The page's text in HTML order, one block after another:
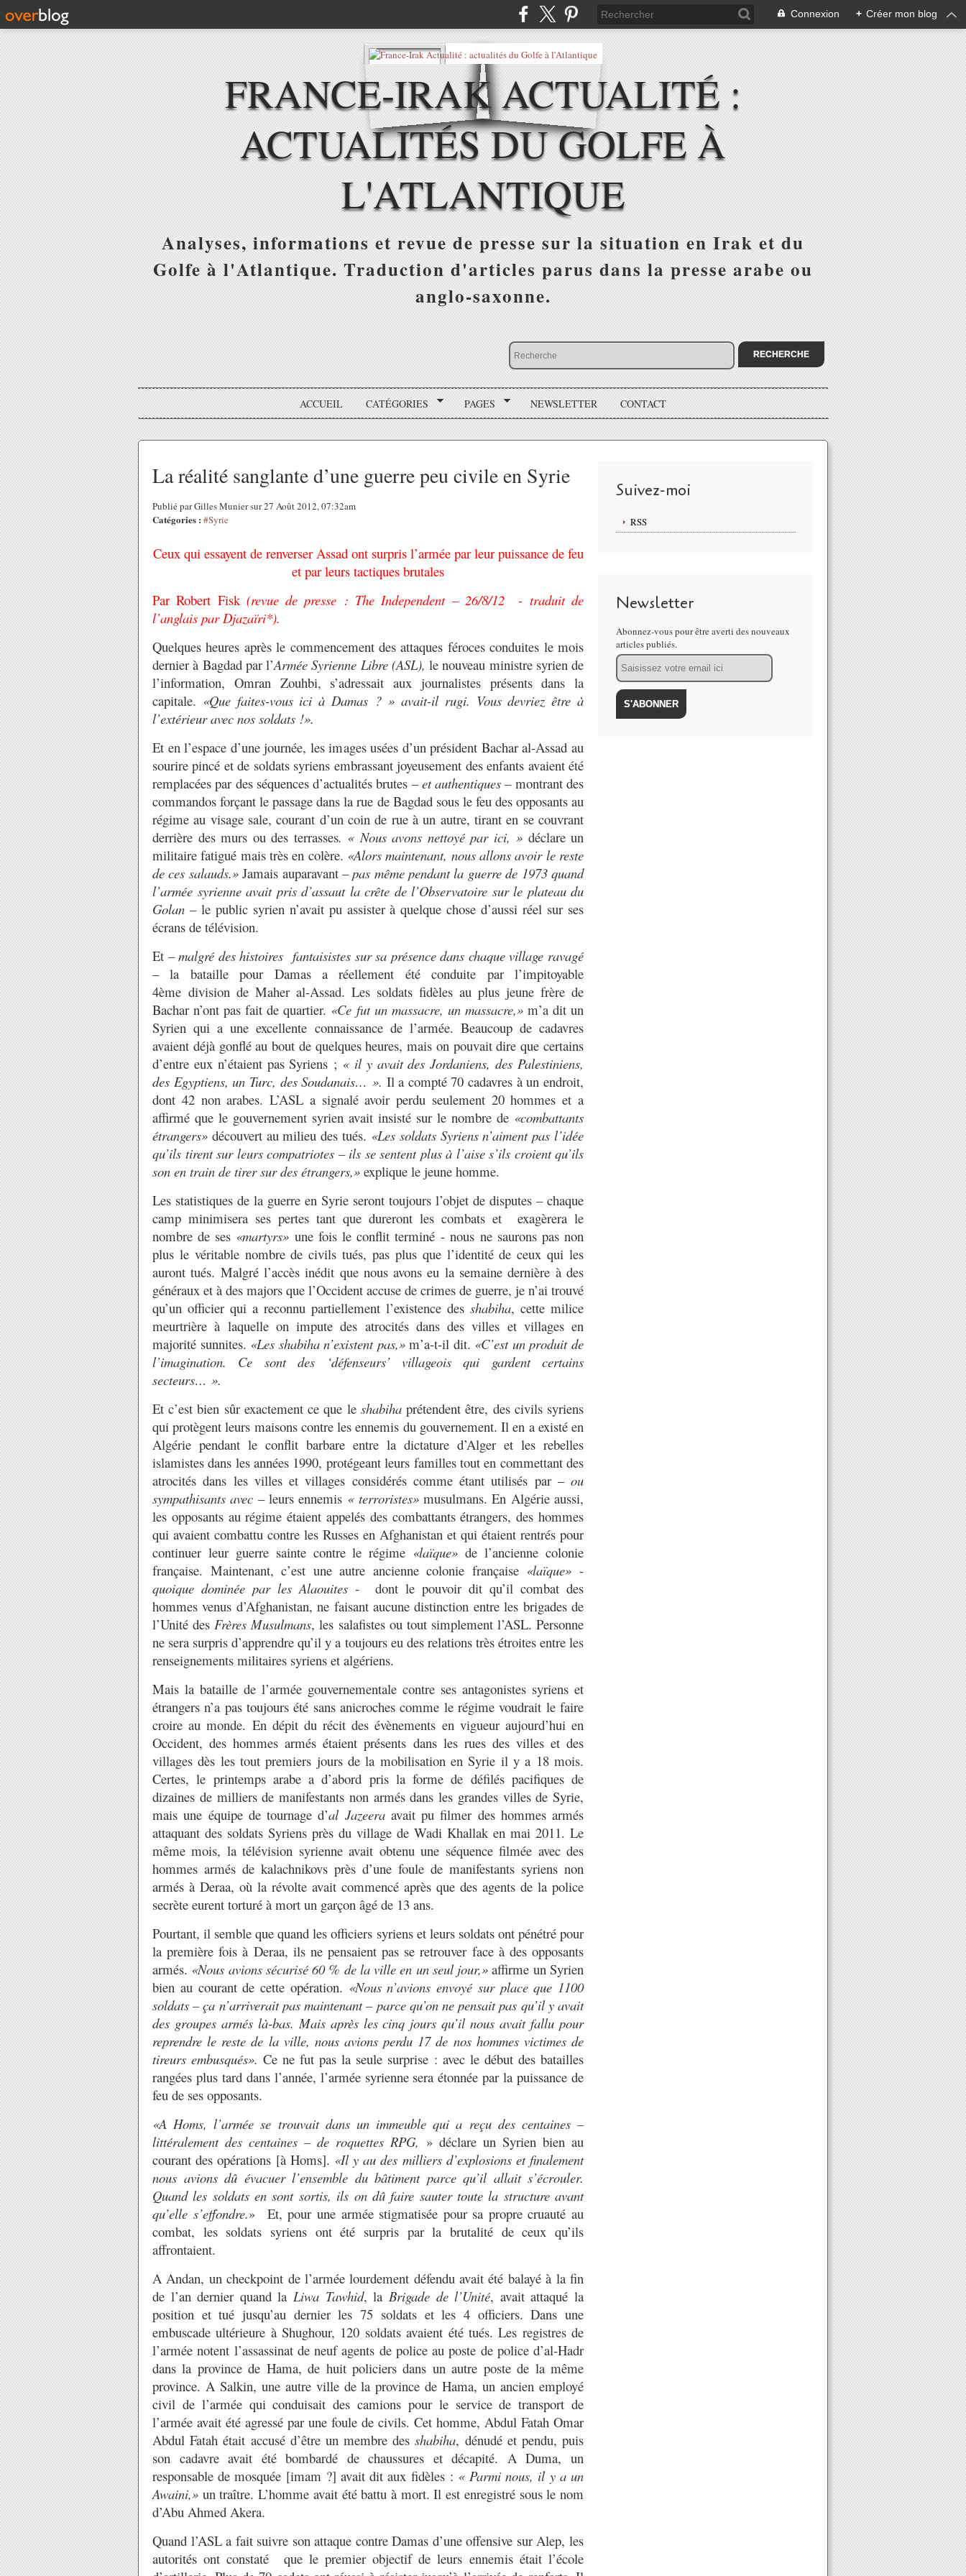
Connexion + Créer mon blog
FRANCE-IRAK ACTUALITÉ :
ACTUALITÉS DU GOLFE À
L'ATLANTIQUE
Analyses, informations et revue de presse sur la situation en Irak et du
Golfe à l'Atlantique. Traduction d'articles parus dans la presse arabe ou
anglo-saxonne.
ACCUEIL CATÉGORIES PAGES NEWSLETTER CONTACT
La réalité sanglante d’une guerre peu civile en Syrie
Publié par Gilles Munier sur 27 Août 2012, 07:32am
Catégories : #Syrie
Ceux qui essayent de renverser Assad ont surpris l’armée par leur puissance de feu
et par leurs tactiques brutales
Par Robert Fisk (revue de presse : The Independent – 26/8/12 - traduit de
l’anglais par Djazaïri*).
Quelques heures après le commencement des attaques féroces conduites le mois
dernier à Bagdad par l’Armée Syrienne Libre (ASL), le nouveau ministre syrien de
l’information, Omran Zouhbi, s’adressait aux journalistes présents dans la
capitale. «Que faites-vous ici à Damas ? » avait-il rugi. Vous devriez être à
l’extérieur avec nos soldats !».
Et en l’espace d’une journée, les images usées d’un président Bachar al-Assad au
sourire pincé et de soldats syriens embrassant joyeusement des enfants avaient été
remplacées par des séquences d’actualités brutes –et authentiques – montrant des
commandos forçant le passage dans la rue de Bagdad sous le feu des opposants au
régime au visage sale, courant d’un coin de rue à un autre, tirant en se couvrant
derrière des murs ou des terrasses. « Nous avons nettoyé par ici, » déclare un
militaire fatigué mais très en colère. «Alors maintenant, nous allons avoir le reste
de ces salauds.»Jamais auparavant –pas même pendant la guerre de 1973 quand
l’armée syrienne avait pris d’assaut la crête de l’Observatoire sur le plateau du
Golan – le public syrien n’avait pu assister à quelque chose d’aussi réel sur ses
écrans de télévision.
Et –malgré des histoires fantaisistes sur sa présence dans chaque village ravagé
– la bataille pour Damas a réellement été conduite par l’impitoyable
4ème division de Maher al-Assad. Les soldats fidèles au plus jeune frère de
Bachar n’ont pas fait de quartier. «Ce fut un massacre, un massacre,»m’a dit un
Syrien qui a une excellente connaissance de l’armée. Beaucoup de cadavres
avaient déjà gonflé au bout de quelques heures, mais on pouvait dire que certains
d’entre eux n’étaient pas Syriens ; « il y avait des Jordaniens, des Palestiniens,
des Egyptiens, un Turc, des Soudanais… ». Il a compté 70 cadavres à un endroit,
dont 42 non arabes. L’ASL a signalé avoir perdu seulement 20 hommes et a
affirmé que le gouvernement syrien avait insisté sur le nombre de «combattants
étrangers» découvert au milieu des tués. «Les soldats Syriens n’aiment pas l’idée
qu’ils tirent sur leurs compatriotes – ils se sentent plus à l’aise s’ils croient qu’ils
son en train de tirer sur des étrangers,» explique le jeune homme.
Les statistiques de la guerre en Syrie seront toujours l’objet de disputes – chaque
camp minimisera ses pertes tant que dureront les combats et exagèrera le
nombre de ses «martyrs» une fois le conflit terminé - nous ne saurons pas non
plus le véritable nombre de civils tués, pas plus que l’identité de ceux qui les
auront tués. Malgré l’accès inédit que nous avons eu la semaine dernière à des
généraux et à des majors que l’Occident accuse de crimes de guerre, je n’ai trouvé
qu’un officier qui a reconnu partiellement l’existence des shabiha, cette milice
meurtrière à laquelle on impute des atrocités dans des villes et villages en
majorité sunnites. «Les shabiha n’existent pas,»m’a-t-il dit. «C’est un produit de
l’imagination. Ce sont des ‘défenseurs’ villageois qui gardent certains
secteurs… ».
Et c’est bien sûr exactement ce que le shabihaprétendent être, des civils syriens
qui protègent leurs maisons contre les ennemis du gouvernement. Il en a existé en
Algérie pendant le conflit barbare entre la dictature d’Alger et les rebelles
islamistes dans les années 1990, protégeant leurs familles tout en commettant des
atrocités dans les villes et villages considérés comme étant utilisés par – ou
sympathisants avec – leurs ennemis « terroristes»musulmans. En Algérie aussi,
les opposants au régime étaient appelés des combattants étrangers, des hommes
qui avaient combattu contre les Russes en Afghanistan et qui étaient rentrés pour
continuer leur guerre sainte contre le régime «laïque» de l’ancienne colonie
française. Maintenant, c’est une autre ancienne colonie française «laïque» -
quoique dominée par les Alaouites - dont le pouvoir dit qu’il combat des
hommes venus d’Afghanistan, ne faisant aucune distinction entre les brigades de
l’Unité desFrères Musulmans, les salafistes ou tout simplement l’ASL. Personne
ne sera surpris d’apprendre qu’il y a toujours eu des relations très étroites entre les
renseignements militaires syriens et algériens.
Mais la bataille de l’armée gouvernementale contre ses antagonistes syriens et
étrangers n’a pas toujours été sans anicroches comme le régime voudrait le faire
croire au monde. En dépit du récit des évènements en vigueur aujourd’hui en
Occident, des hommes armés étaient présents dans les rues des villes et des
villages dès les tout premiers jours de la mobilisation en Syrie il y a 18 mois.
Certes, le printemps arabe a d’abord pris la forme de défilés pacifiques de
dizaines de milliers de manifestants non armés dans les grandes villes de Syrie,
mais une équipe de tournage d’al Jazeeraavait pu filmer des hommes armés
attaquant des soldats Syriens près du village de Wadi Khallak en mai 2011. Le
même mois, la télévision syrienne avait obtenu une séquence filmée avec des
hommes armés de kalachnikovs près d’une foule de manifestants syriens non
armés à Deraa, où la révolte avait commencé après que des agents de la police
secrète eurent torturé à mort un garçon âgé de 13 ans.
Pourtant, il semble que quand les officiers syriens et leurs soldats ont pénétré pour
la première fois à Deraa, ils ne pensaient pas se retrouver face à des opposants
armés. «Nous avions sécurisé 60 % de la ville en un seul jour,» affirme un Syrien
bien au courant de cette opération. «Nous n’avions envoyé sur place que 1100
soldats – ça n’arriverait pas maintenant – parce qu’on ne pensait pas qu’il y avait
des groupes armés là-bas. Mais après les cinq jours qu’il nous avait fallu pour
reprendre le reste de la ville, nous avions perdu 17 de nos hommes victimes de
tireurs embusqués». Ce ne fut pas la seule surprise : avec le début des batailles
rangées plus tard dans l’année, l’armée syrienne sera étonnée par la puissance de
feu de ses opposants.
«A Homs, l’armée se trouvait dans un immeuble qui a reçu des centaines –
littéralement des centaines – de roquettes RPG, » déclare un Syrien bien au
courant des opérations [à Homs]. «Il y au des milliers d’explosions et finalement
nous avions dû évacuer l’ensemble du bâtiment parce qu’il allait s’écrouler.
Quand les soldats en sont sortis, ils on dû faire sauter toute la structure avant
qu’elle s’effondre.» Et, pour une armée stigmatisée pour sa propre cruauté au
combat, les soldats syriens ont été surpris par la brutalité de ceux qu’ils
affrontaient.
A Andan, un checkpoint de l’armée lourdement défendu avait été balayé à la fin
de l’an dernier quand laLiwa Tawhid, la Brigade de l’Unité, avait attaqué la
position et tué jusqu’au dernier les 75 soldats et les 4 officiers. Dans une
embuscade ultérieure à Shughour, 120 soldats avaient été tués. Les registres de
l’armée notent l’assassinat de neuf agents de police au poste de police d’al-Hadr
dans la province de Hama, de huit policiers dans un autre poste de la même
province. A Salkin, une autre ville de la province de Hama, un ancien employé
civil de l’armée qui conduisait des camions pour le service de transport de
l’armée avait été agressé par une foule de civils. Cet homme, Abdul Fatah Omar
Abdul Fatah était accusé d’être un membre desshabiha, dénudé et pendu, puis
son cadavre avait été bombardé de chaussures et décapité. A Duma, un
responsable de mosquée [imam ?] avait dit aux fidèles : « Parmi nous, il y a un
Awaini,» un traître. L’homme avait été battu à mort. Il est enregistré sous le nom
d’Abu Ahmed Akera.
Quand l’ASL a fait suivre son attaque contre Damas d’une offensive sur Alep, les
autorités ont constaté que le premier objectif de leurs ennemis était l’école
Suivez-moi
RSS
Newsletter
Abonnez-vous pour être averti des nouveaux
articles publiés.
Email